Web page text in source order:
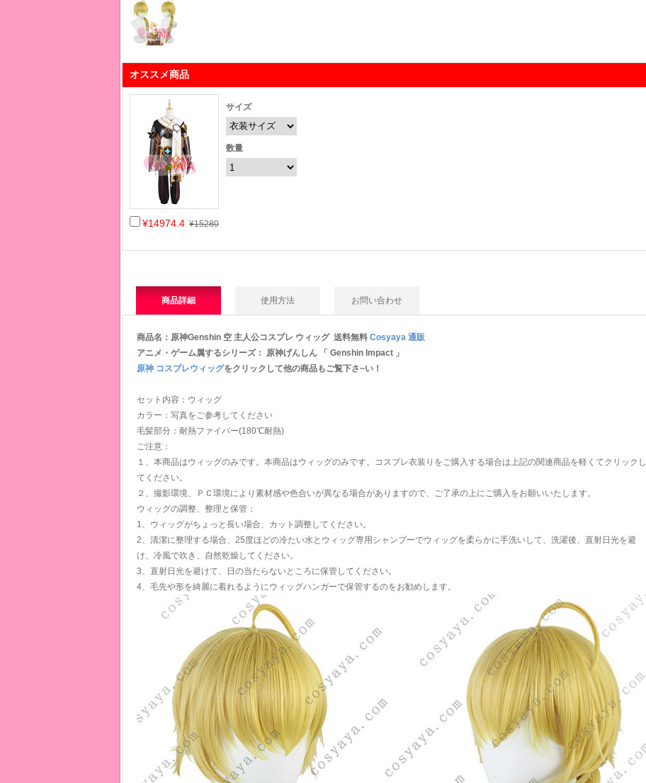
オススメ商品
¥14974.4 ¥15280
サイズ
数量
商品詳細 使用方法 お問い合わせ
商品名： 原神Genshin 空 主人公コスプレ ウィッグ 送料無料 Cosyaya 通販
アニメ・ゲーム属するシリーズ： 原神げんしん 「 Genshin Impact 」
原神 コスプレウィッグをクリックして他の商品もご覧下さ~い！
セット内容：ウィッグ
カラー：写真をご参考してください
毛髪部分：耐熱ファイバー(180℃耐熱)
ご注意：
１、本商品はウィッグのみです。本商品はウィッグのみです。コスプレ衣装りをご購入する場合は上記の関連商品を軽くてクリックし
てください。
２、撮影環境、ＰＣ環境により素材感や色合いが異なる場合がありますので、ご了承の上にご購入をお願いいたします。
ウィッグの調整、整理と保管：
1、ウィッグがちょっと長い場合、カット調整してください。
2、清潔に整理する場合、25度ほどの冷たい水とウィッグ専用シャンプーでウィッグを柔らかに手洗いして、洗濯後、直射日光を避
け、冷風で吹き、自然乾燥してください。
3、直射日光を避けて、日の当たらないところに保管してください。
4、毛先や形を綺麗に着れるようにウィッグハンガーで保管するのをお勧めします。